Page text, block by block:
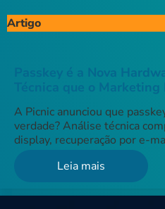
Artigo
Passkey é a Nova
Técnica que o Marketing
A Picnic anunciou que
verdade? Análise técnica
display, recuperação por e-
Leia mais